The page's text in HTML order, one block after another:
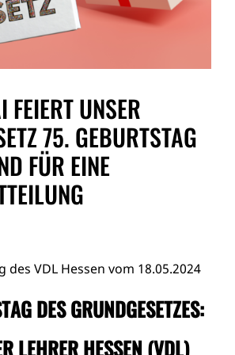
UNSER
75. GEBURTSTAG
FÜR EINE
des VDL Hessen vom 18.05.2024
DES GRUNDGESETZES:
LEHRER HESSEN (VDL)